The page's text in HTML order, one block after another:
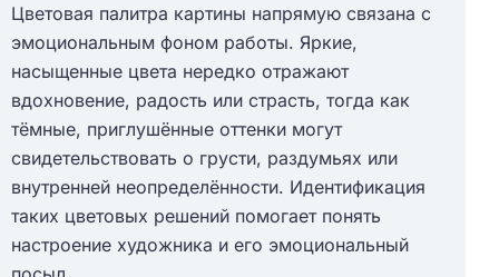
Цветовая палитра картины напрямую связана с
эмоциональным фоном работы. Яркие,
насыщенные цвета нередко отражают
вдохновение, радость или страсть, тогда как
тёмные, приглушённые оттенки могут
свидетельствовать о грусти, раздумьях или
внутренней неопределённости. Идентификация
таких цветовых решений помогает понять
настроение художника и его эмоциональный